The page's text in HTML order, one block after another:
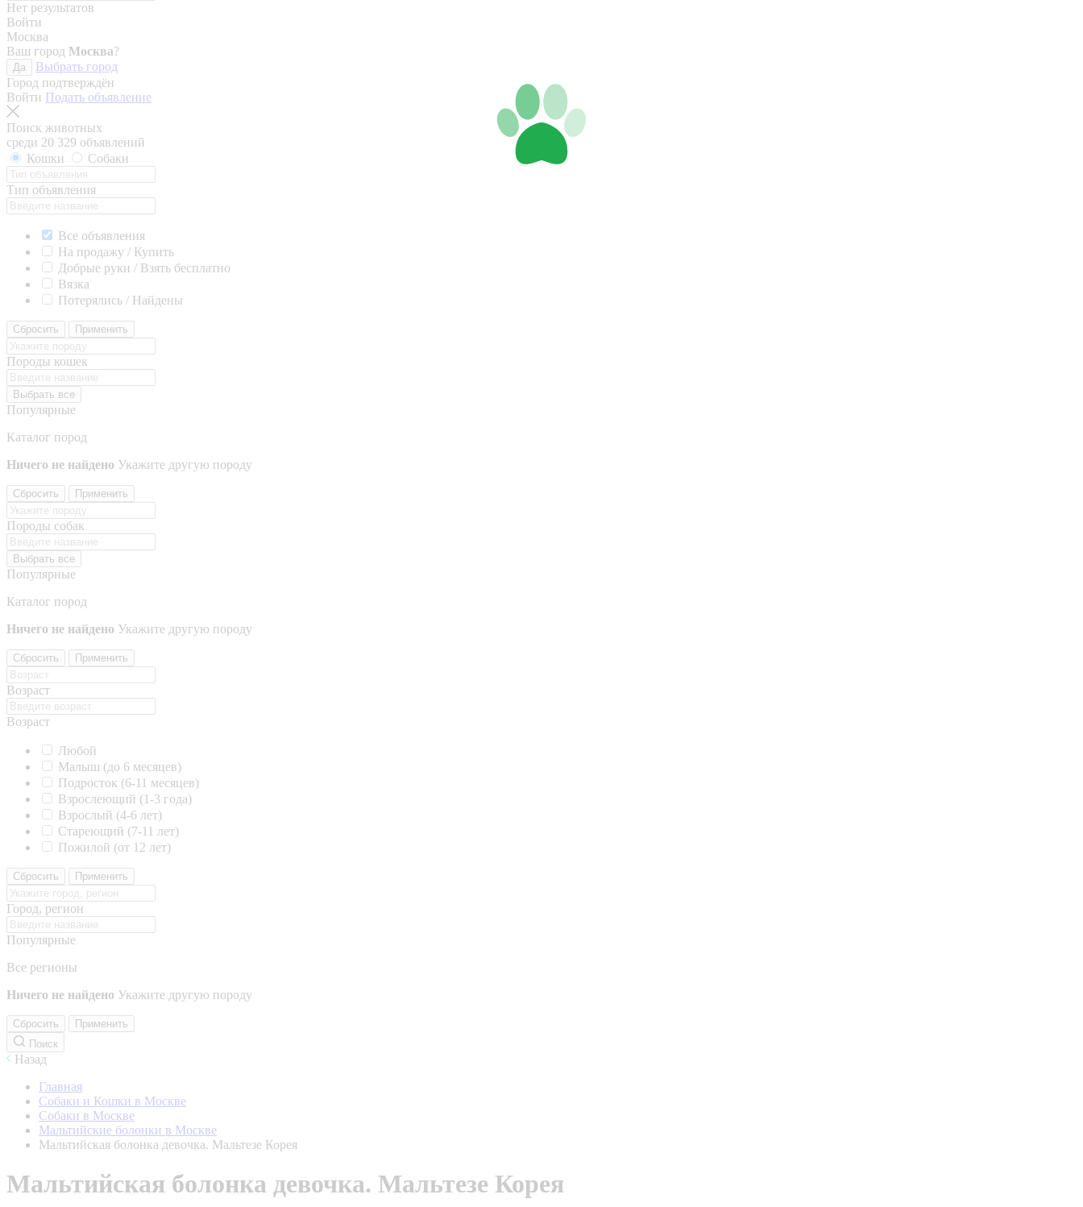
Нет результатов
Войти
Москва
Ваш город Москва?
Да
Выбрать город
Город подтверждён
Войти Подать объявление
Поиск животных
среди 20 329 объявлений
Кошки
Собаки
Тип объявления
Все объявления
На продажу / Купить
Добрые руки / Взять бесплатно
Вязка
Потерялись / Найдены
Сбросить Применить
Породы кошек
Выбрать все
Популярные
Каталог пород
Ничего не найдено Укажите другую породу
Сбросить Применить
Породы собак
Выбрать все
Популярные
Каталог пород
Ничего не найдено Укажите другую породу
Сбросить Применить
Возраст
Возраст
Любой
Малыш (до 6 месяцев)
Подросток (6-11 месяцев)
Взрослеющий (1-3 года)
Взрослый (4-6 лет)
Стареющий (7-11 лет)
Пожилой (от 12 лет)
Сбросить Применить
Город, регион
Популярные
Все регионы
Ничего не найдено Укажите другую породу
Сбросить
Применить
Поиск
Назад
Главная
Собаки и Кошки в Москве
Собаки в Москве
Мальтийские болонки в Москве
Мальтийская болонка девочка. Мальтезе Корея
Мальтийская болонка девочка. Мальтезе Корея